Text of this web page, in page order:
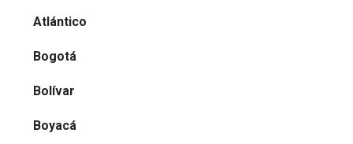
Atlántico
Bogotá
Bolívar
Boyacá